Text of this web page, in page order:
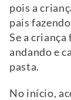
pois a
pais
Se a
andando e
pasta.
No início,